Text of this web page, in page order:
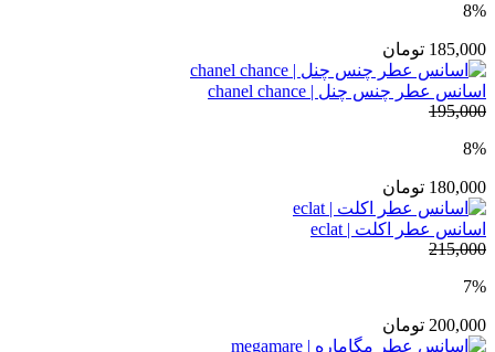
8%
185,000 تومان
اسانس عطر چنس چنل | chanel chance
195,000
8%
180,000 تومان
اسانس عطر اکلت | eclat
215,000
7%
200,000 تومان